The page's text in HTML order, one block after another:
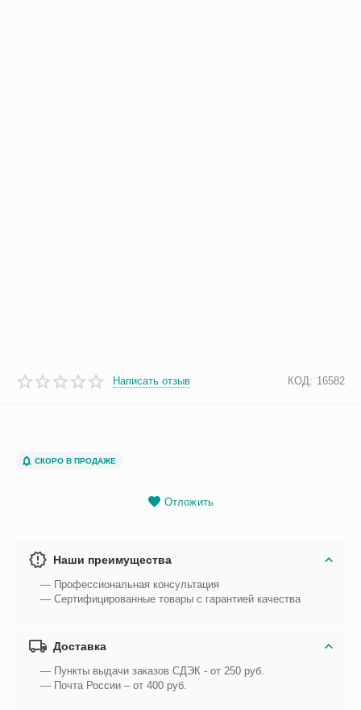
Написать отзыв КОД: 16582
СКОРО В ПРОДАЖЕ
Отложить
Наши преимущества
— Профессиональная консультация
— Сертифицированные товары с гарантией качества
Доставка
— Пункты выдачи заказов СДЭК - от 250 руб.
— Почта России – от 400 руб.